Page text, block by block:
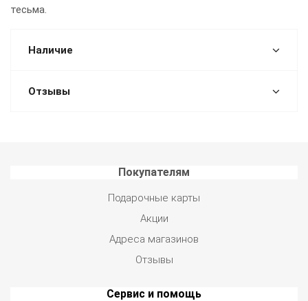
тесьма.
Наличие
Отзывы
Покупателям
Подарочные карты
Акции
Адреса магазинов
Отзывы
Сервис и помощь